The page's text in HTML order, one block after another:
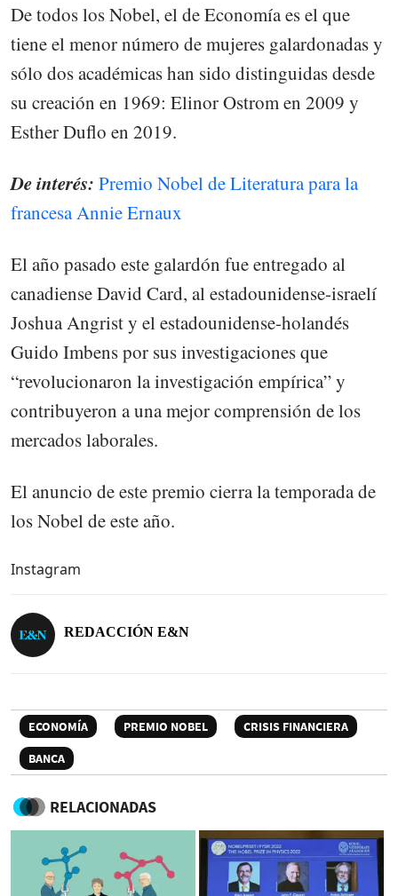
De todos los Nobel, el de Economía es el que
tiene el menor número de mujeres galardonadas y
sólo dos académicas han sido distinguidas desde
su creación en 1969: Elinor Ostrom en 2009 y
Esther Duflo en 2019.
De interés: Premio Nobel de Literatura para la
francesa Annie Ernaux
El año pasado este galardón fue entregado al
canadiense David Card, al estadounidense-israelí
Joshua Angrist y el estadounidense-holandés
Guido Imbens por sus investigaciones que
“revolucionaron la investigación empírica” y
contribuyeron a una mejor comprensión de los
mercados laborales.
El anuncio de este premio cierra la temporada de
los Nobel de este año.
Instagram
REDACCIÓN E&N
ECONOMÍA PREMIO NOBEL
CRISIS FINANCIERA
BANCA
RELACIONADAS